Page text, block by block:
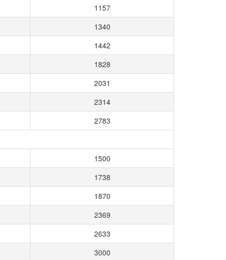
1157
1340
1442
1828
2031
2314
2783
1500
1738
1870
2369
2633
3000